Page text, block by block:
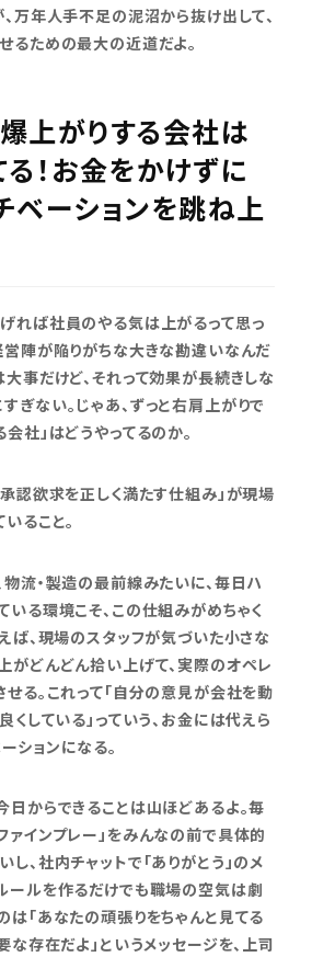
万年人手不足の泥沼から抜け出して、
るための最大の近道だよ。
上がりする会社は
！お金をかけずに
ベーションを跳ね上
れば社員のやる気は上がるって思っ
営陣が陥りがちな大きな勘違いなんだ
大事だけど、それって効果が長続きしな
ぎない。じゃあ、ずっと右肩上がりで
社」はどうやってるのか。
認欲求を正しく満たす仕組み」が現場
ること。
物流・製造の最前線みたいに、毎日ハ
いる環境こそ、この仕組みがめちゃく
ば、現場のスタッフが気づいた小さな
がどんどん拾い上げて、実際のオペレ
せる。これって「自分の意見が会社を動
くしている」っていう、お金には代えら
ションになる。
日からできることは山ほどあるよ。毎
ァインプレー」をみんなの前で具体的
、社内チャットで「ありがとう」のメ
ールを作るだけでも職場の空気は劇
は「あなたの頑張りをちゃんと見てる
な存在だよ」というメッセージを、上司